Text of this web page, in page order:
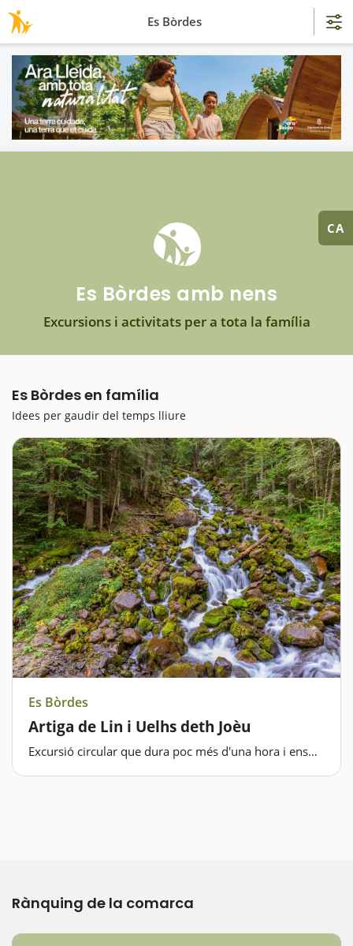
CA
Es Bòrdes amb nens
Excursions i activitats per a tota la família
Es Bòrdes en família
Idees per gaudir del temps lliure
Es Bòrdes
Artiga de Lin i Uelhs deth Joèu
Excursió circular que dura poc més d'una hora i ens
Rànquing de la comarca
Es Bòrdes